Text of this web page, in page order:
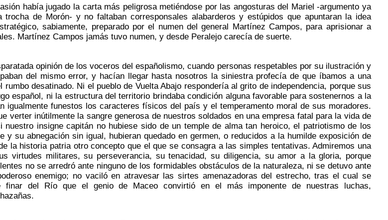
había jugado la carta más peligrosa metiéndose por las angosturas del Mariel -argumento ya
de Morón- y no faltaban corresponsales alabarderos y estúpidos que apuntaran la idea
sabiamente, preparado por el numen del general Martínez Campos, para aprisionar a
Martínez Campos jamás tuvo numen, y desde Peralejo carecía de suerte.
opinión de los voceros del españolismo, cuando personas respetables por su ilustración y
del mismo error, y hacían llegar hasta nosotros la siniestra profecía de que íbamos a una
rumbo desatinado. Ni el pueblo de Vuelta Abajo respondería al grito de independencia, porque sus
español, ni la estructura del territorio brindaba condición alguna favorable para sostenernos a la
igualmente funestos los caracteres físicos del país y el temperamento moral de sus moradores.
verter inútilmente la sangre generosa de nuestros soldados en una empresa fatal para la vida de
nuestro insigne capitán no hubiese sido de un temple de alma tan heroico, el patriotismo de los
y su abnegación sin igual, hubieran quedado en germen, o reducidos a la humilde exposición de
la historia patria otro concepto que el que se consagra a las simples tentativas. Admiremos una
virtudes militares, su perseverancia, su tenacidad, su diligencia, su amor a la gloria, porque
no se arredró ante ninguno de los formidables obstáculos de la naturaleza, ni se detuvo ante
enemigo; no vaciló en atravesar las sirtes amenazadoras del estrecho, tras el cual se
finar del Río que el genio de Maceo convirtió en el más imponente de nuestras luchas,